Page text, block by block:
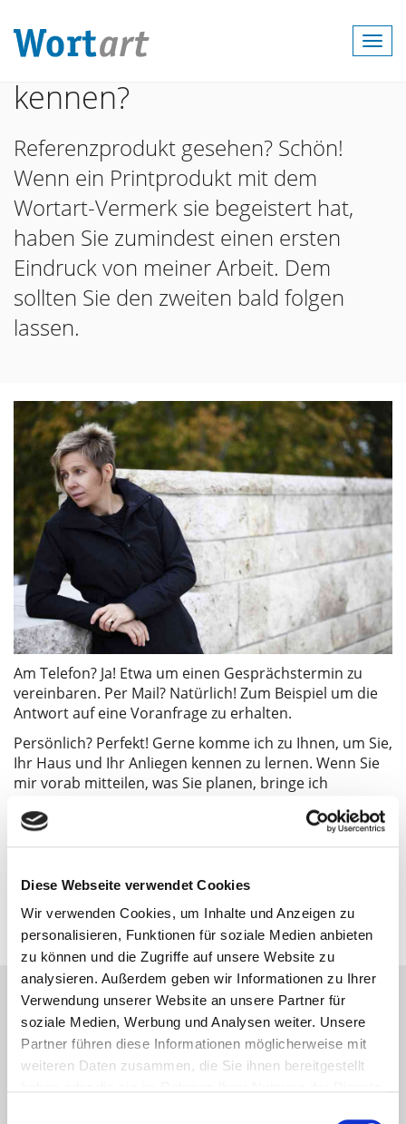
Diese Webseite verwendet Cookies
Wir verwenden Cookies, um Inhalte und Anzeigen zu
personalisieren, Funktionen für soziale Medien anbieten
zu können und die Zugriffe auf unsere Website zu
analysieren. Außerdem geben wir Informationen zu Ihrer
Verwendung unserer Website an unsere Partner für
soziale Medien, Werbung und Analysen weiter. Unsere
Partner führen diese Informationen möglicherweise mit
weiteren Daten zusammen, die Sie ihnen bereitgestellt
Wo lernen Sie Wortart
kennen?
Referenzprodukt gesehen? Schön!
Wenn ein Printprodukt mit dem
Wortart-Vermerk sie begeistert hat,
haben Sie zumindest einen ersten
Eindruck von meiner Arbeit. Dem
sollten Sie den zweiten bald folgen
lassen.
Am Telefon? Ja! Etwa um einen Gesprächstermin zu
vereinbaren. Per Mail? Natürlich! Zum Beispiel um die
Antwort auf eine Voranfrage zu erhalten.
Persönlich? Perfekt! Gerne komme ich zu Ihnen, um Sie,
Ihr Haus und Ihr Anliegen kennen zu lernen. Wenn Sie
mir vorab mitteilen, was Sie planen, bringe ich
Korrekt: Das Erstgespräch ist
immer kostenlos. Aber nie
umsonst.
WORTART
Presse | PR | Kommunikationskonzepte
Almut Thöring M.A.